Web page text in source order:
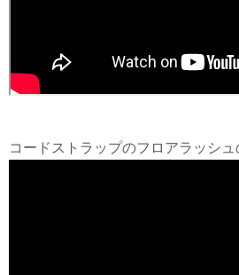
コードストラップのフロアラッシ